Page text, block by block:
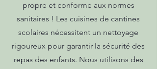
propre et conforme aux normes
sanitaires ! Les cuisines de cantines
scolaires nécessitent un nettoyage
rigoureux pour garantir la sécurité des
repas des enfants. Nous utilisons des